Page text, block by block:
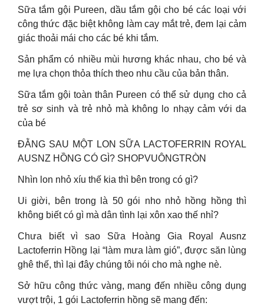
Sữa tắm gội Pureen, dầu tắm gội cho bé các loại với
công thức đặc biệt không làm cay mắt trẻ, đem lại cảm
giác thoải mái cho các bé khi tắm.
Sản phẩm có nhiều mùi hương khác nhau, cho bé và
mẹ lựa chọn thỏa thích theo nhu cầu của bản thân.
Sữa tắm gội toàn thân Pureen có thể sử dụng cho cả
trẻ sơ sinh và trẻ nhỏ mà không lo nhạy cảm với da
của bé
ĐẰNG SAU MỘT LON SỮA LACTOFERRIN ROYAL
AUSNZ HỒNG CÓ GÌ? SHOPVUÔNGTRÒN
Nhìn lon nhỏ xíu thế kia thì bên trong có gì?
Ui giời, bên trong là 50 gói nho nhỏ hồng hồng thì
không biết có gì mà dân tình lại xôn xao thế nhỉ?
Chưa biết vì sao Sữa Hoàng Gia Royal Ausnz
Lactoferrin Hồng lại “làm mưa làm gió”, được săn lùng
ghê thế, thì lại đây chúng tôi nói cho mà nghe nè.
Sở hữu công thức vàng, mang đến nhiều công dụng
vượt trội, 1 gói Lactoferrin hồng sẽ mang đến: